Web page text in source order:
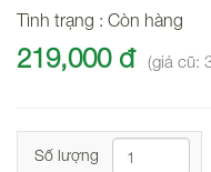
Tình trạng : Còn hàng
219,000 đ (giá cũ:
Số lượng